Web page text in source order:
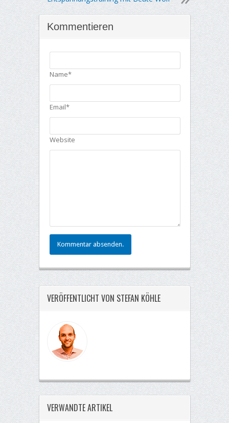
Kommentieren
Name*
Email*
Website
Kommentar absenden.
VERÖFFENTLICHT VON STEFAN KÖHLE
VERWANDTE ARTIKEL